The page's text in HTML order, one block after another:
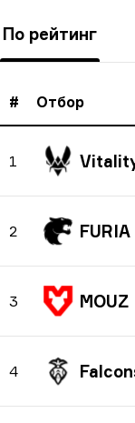
конкретният
Освен това тук
на отбора в
Можете да ги
използвате
отбор.
По рейтинг
# Отбор
1
2 FURIA
3 MOUZ
4